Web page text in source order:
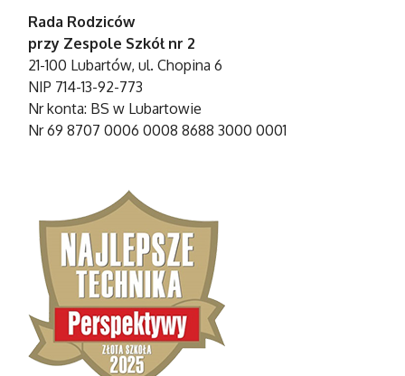
Rada Rodziców
przy Zespole Szkół nr 2
21-100 Lubartów, ul. Chopina 6
NIP 714-13-92-773
Nr konta: BS w Lubartowie
Nr 69 8707 0006 0008 8688 3000 0001